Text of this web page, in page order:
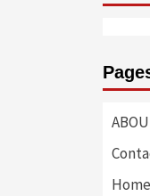
Home